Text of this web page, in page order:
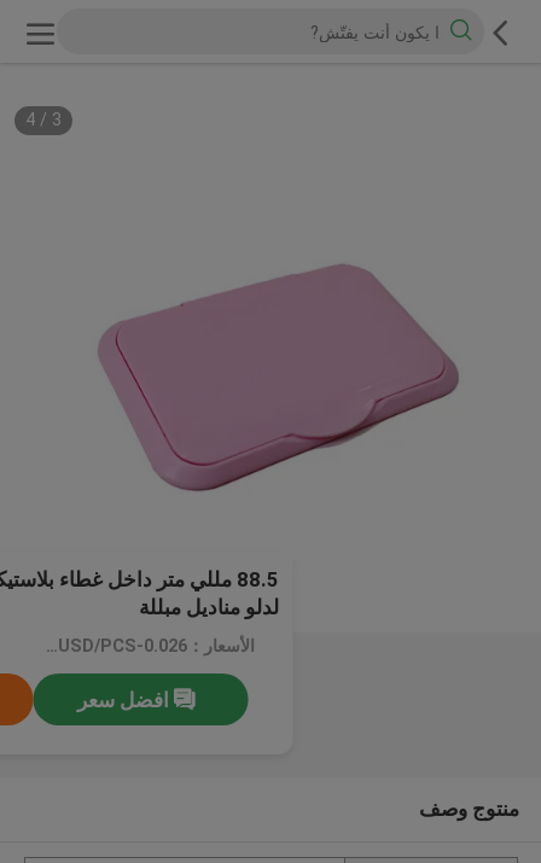
3
/
4
88.5 مللي متر داخل غطاء
لدلو مناديل مبللة
الأسعار：0.026-0.03USD/PCS
افضل سعر
منتوج وصف